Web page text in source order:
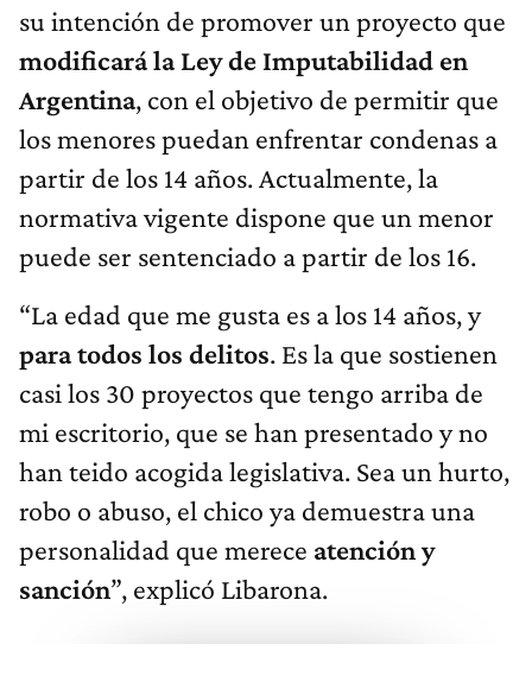
su intención de promover un proyecto que
modificará la Ley de Imputabilidad en
Argentina, con el objetivo de permitir que
los menores puedan enfrentar condenas a
partir de los 14 años. Actualmente, la
normativa vigente dispone que un menor
puede ser sentenciado a partir de los 16.
“La edad que me gusta es a los 14 años, y
para todos los delitos. Es la que sostienen
casi los 30 proyectos que tengo arriba de
mi escritorio, que se han presentado y no
han teido acogida legislativa. Sea un hurto,
robo o abuso, el chico ya demuestra una
personalidad que merece atención y
sanción”, explicó Libarona.